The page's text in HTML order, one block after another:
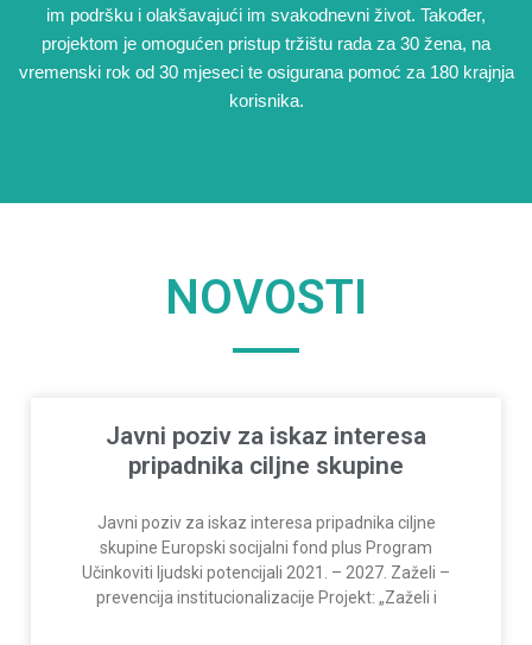
im podršku i olakšavajući im svakodnevni život. Također,
projektom je omogućen pristup tržištu rada za 30 žena, na
vremenski rok od 30 mjeseci te osigurana pomoć za 180 krajnja
korisnika.
NOVOSTI
Javni poziv za iskaz interesa
pripadnika ciljne skupine
Javni poziv za iskaz interesa pripadnika ciljne
skupine Europski socijalni fond plus Program
Učinkoviti ljudski potencijali 2021. – 2027. Zaželi –
prevencija institucionalizacije Projekt: „Zaželi i